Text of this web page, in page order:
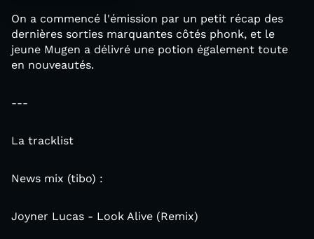
On a commencé l'émission par un petit récap des
dernières sorties marquantes côtés phonk, et le
jeune Mugen a délivré une potion également toute
en nouveautés.
---
La tracklist
News mix (tibo) :
Joyner Lucas - Look Alive (Remix)